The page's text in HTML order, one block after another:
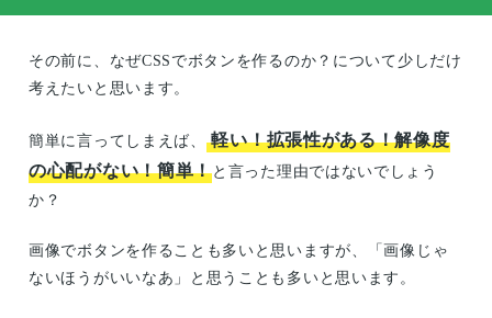
その前に、なぜCSSでボタンを作るのか？について少しだけ
考えたいと思います。
簡単に言ってしまえば、 軽い！拡張性がある！解像度
の心配がない！簡単！と言った理由ではないでしょう
か？
画像でボタンを作ることも多いと思いますが、「画像じゃ
ないほうがいいなあ」と思うことも多いと思います。